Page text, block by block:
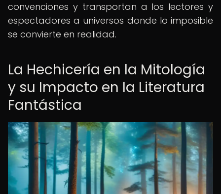
convenciones y transportan a los lectores y
espectadores a universos donde lo imposible
se convierte en realidad.
La Hechicería en la Mitología
y su Impacto en la Literatura
Fantástica